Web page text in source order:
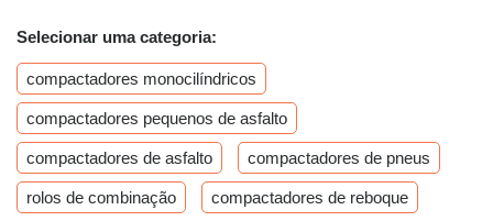
Selecionar uma categoria:
compactadores monocilíndricos
compactadores pequenos de asfalto
compactadores de asfalto compactadores de pneus
rolos de combinação compactadores de reboque